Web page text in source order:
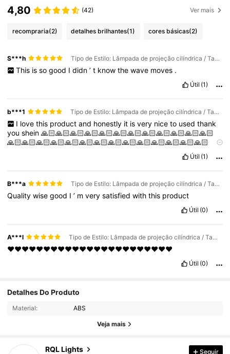
4,80 (42) Ver mais
recompraria(2) detalhes brilhantes(1) cores básicas(2)
S***h Tipo de Estilo: Lâmpada de projeção cilíndrica / Tamanho: Formato quadrado - 16 cores - Controle por toque + controle remoto
This is so good I didn ’ t know the wave moves .
Útil (1)
b***1 Tipo de Estilo: Lâmpada de projeção cilíndrica / Tamanho: Modelo plug-in USB 16 cores - com controle remoto - touch
I love this product and honestly it is very nice to used thank
youshein🙏🏻🙏🏻🙏🏻🙏🏻🙏🏻🙏🏻🙏🏻🙏🏻🙏🏻🙏🏻🙏🏻🙏🏻
🙏🏻🙏🏻🙏🏻🙏🏻🙏🏻🙏🏻🙏🏻🙏🏻🙏🏻🙏🏻🙏🏻🙏🏻🙏🏻🙏🏻
Útil (1)
B***a Tipo de Estilo: Lâmpada de projeção cilíndrica / Tamanho: Modelo plug-in USB 16 cores - com controle remoto - touch
Qualitywisegood I’ mverysatisfiedwiththis product
Útil (0)
A***l Tipo de Estilo: Lâmpada de projeção cilíndrica / Tamanho: Modelo plug-in USB (3 cores) - tela sensível ao toque - sem controle remoto
❤️❤️❤️❤️❤️❤️❤️❤️❤️❤️❤️❤️❤️❤️❤️❤️❤️❤️❤️❤️❤️❤️❤️
Útil (0)
Detalhes Do Produto
Material: ABS
Veja mais
RQL Lights
4,88 69 Seguidores
69 Seguidores
Seguir